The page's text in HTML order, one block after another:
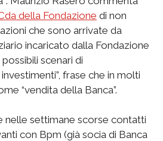
della Fondazione di non
che sono arrivate da
incaricato dalla Fondazione
scenari di
frase che in molti
“vendita della Banca”.
nelle settimane scorse contatti
con Bpm (già socia di Banca